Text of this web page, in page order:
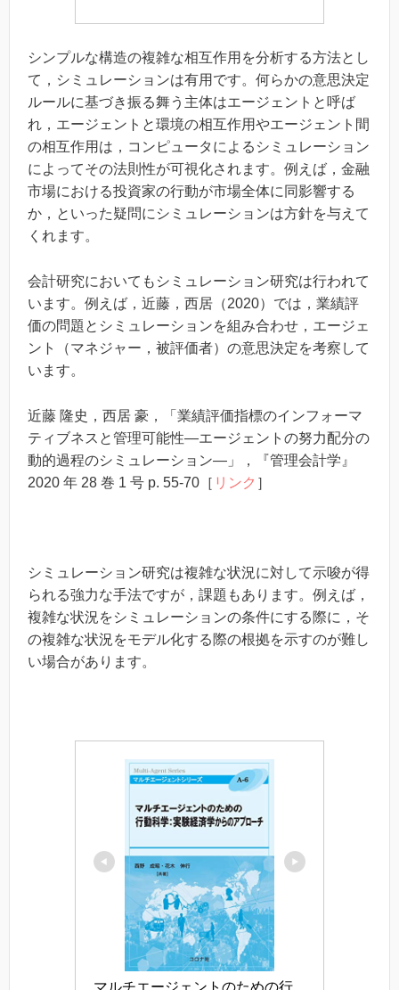
シンプルな構造の複雑な相互作用を分析する方法とし
て，シミュレーションは有用です。何らかの意思決定
ルールに基づき振る舞う主体はエージェントと呼ば
れ，エージェントと環境の相互作用やエージェント間
の相互作用は，コンピュータによるシミュレーション
によってその法則性が可視化されます。例えば，金融
市場における投資家の行動が市場全体に同影響する
か，といった疑問にシミュレーションは方針を与えて
くれます。
会計研究においてもシミュレーション研究は行われて
います。例えば，近藤，西居（2020）では，業績評
価の問題とシミュレーションを組み合わせ，エージェ
ント（マネジャー，被評価者）の意思決定を考察して
います。
近藤 隆史，西居 豪，「業績評価指標のインフォーマ
ティブネスと管理可能性―エージェントの努力配分の
動的過程のシミュレーション―」，『管理会計学』
2020 年 28 巻 1 号 p. 55-70［ リンク ］
シミュレーション研究は複雑な状況に対して示唆が得
られる強力な手法ですが，課題もあります。例えば，
複雑な状況をシミュレーションの条件にする際に，そ
の複雑な状況をモデル化する際の根拠を示すのが難し
い場合があります。
マルチエージェントのための行